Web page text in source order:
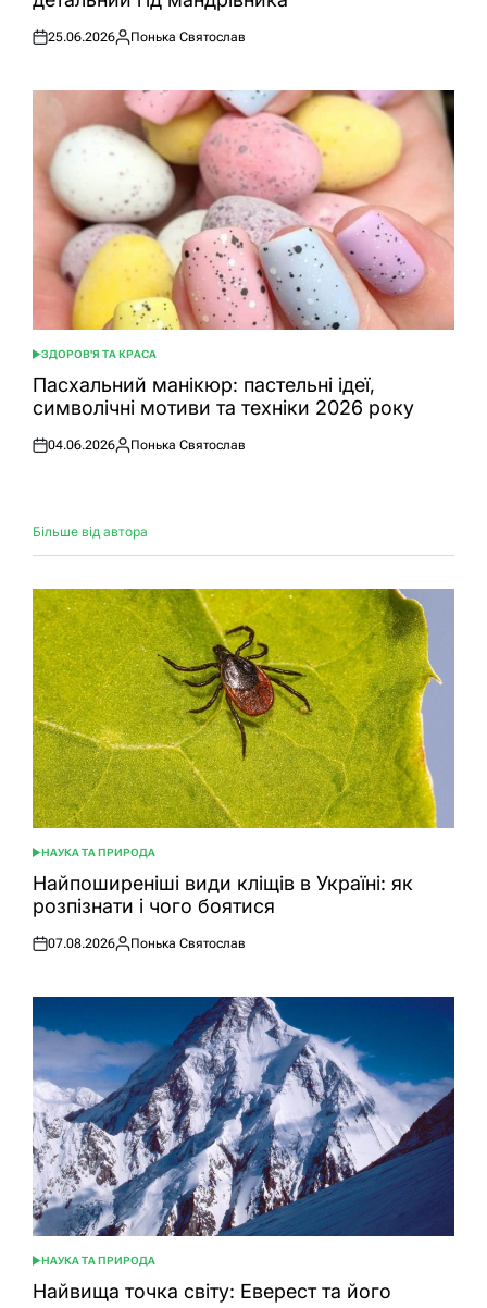
Оприлюднено
25.06.2026
Опубліковано
Понька Святослав
ОПУБЛІКУВАТИ
У
ЗДОРОВ'Я ТА КРАСА
Пасхальний манікюр: пастельні ідеї,
символічні мотиви та техніки 2026 року
Оприлюднено
04.06.2026
Опубліковано
Понька Святослав
Більше від автора
ОПУБЛІКУВАТИ
У
НАУКА ТА ПРИРОДА
Найпоширеніші види кліщів в Україні: як
розпізнати і чого боятися
Оприлюднено
07.08.2026
Опубліковано
Понька Святослав
ОПУБЛІКУВАТИ
У
НАУКА ТА ПРИРОДА
Найвища точка світу: Еверест та його